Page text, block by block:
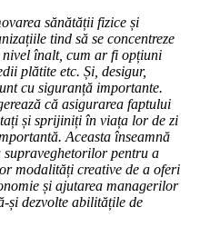
sănătății fizice și
tind să se concentreze
înalt, cum ar fi opțiuni
plătite etc. Și, desigur,
cu siguranță importante.
că asigurarea faptului
și sprijiniți în viața lor de zi
Aceasta înseamnă
pentru a
modalități creative de a oferi
și ajutarea managerilor
și dezvolte abilitățile de